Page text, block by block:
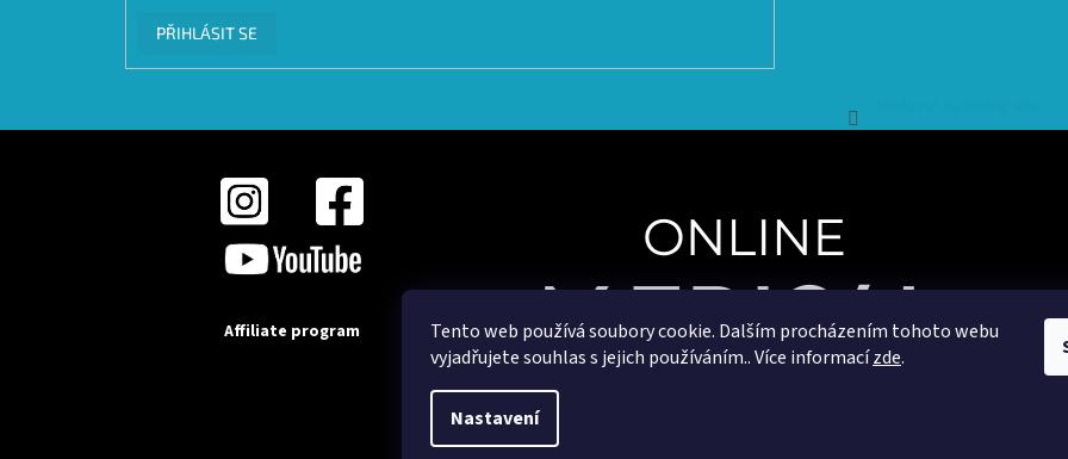
Tento web používá soubory cookie. Dalším procházením tohoto webu
vyjadřujete souhlas s jejich používáním.. Více informacízde.
Nastavení
PŘIHLÁSIT SE
Affiliate program
Copyright 2025